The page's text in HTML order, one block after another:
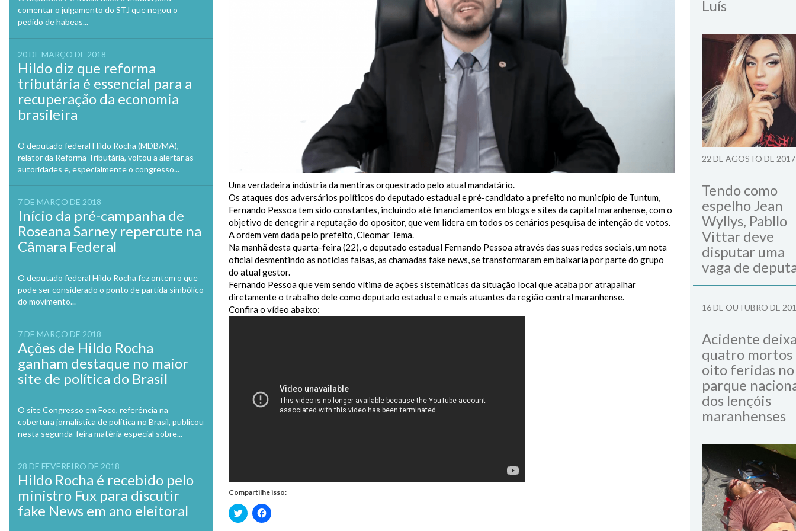
comentar o julgamento do STJ que negou o
pedido de habeas...
20 DE MARÇO DE 2018
Hildo diz que reforma
tributária é essencial para a
recuperação da economia
brasileira
O deputado federal Hildo Rocha (MDB/MA),
relator da Reforma Tributária, voltou a alertar as
autoridades e, especialmente o congresso...
7 DE MARÇO DE 2018
Início da pré-campanha de
Roseana Sarney repercute na
Câmara Federal
O deputado federal Hildo Rocha fez ontem o que
pode ser considerado o ponto de partida simbólico
do movimento...
7 DE MARÇO DE 2018
Ações de Hildo Rocha
ganham destaque no maior
site de política do Brasil
O site Congresso em Foco, referência na
cobertura jornalística de política no Brasil, publicou
nesta segunda-feira matéria especial sobre...
28 DE FEVEREIRO DE 2018
Hildo Rocha é recebido pelo
ministro Fux para discutir
fake News em ano eleitoral
Uma verdadeira indústria da mentiras orquestrado pelo atual mandatário.
Os ataques dos adversários políticos do deputado estadual e pré-candidato a prefeito no município de Tuntum,
Fernando Pessoa tem sido constantes, incluindo até financiamentos em blogs e sites da capital maranhense, com o
objetivo de denegrir a reputação do opositor, que vem lidera em todos os cenários pesquisa de intenção de votos.
A ordem vem dada pelo prefeito, Cleomar Tema.
Na manhã desta quarta-feira (22), o deputado estadual Fernando Pessoa através das suas redes sociais, um nota
oficial desmentindo as notícias falsas, as chamadas fake news, se transformaram em baixaria por parte do grupo
do atual gestor.
Fernando Pessoa que vem sendo vítima de ações sistemáticas da situação local que acaba por atrapalhar
diretamente o trabalho dele como deputado estadual e e mais atuantes da região central maranhense.
Confira o vídeo abaixo:
Compartilhe isso:
Clique
para
Clique
para
Luís
22 DE AGOSTO DE 2017
Tendo como
espelho Jean
Wyllys, Pabllo
Vittar deve
disputar uma
vaga de
16 DE OUTUBRO DE
Acidente
quatro mortos
oito feridas no
parque
dos lençóis
maranhenses